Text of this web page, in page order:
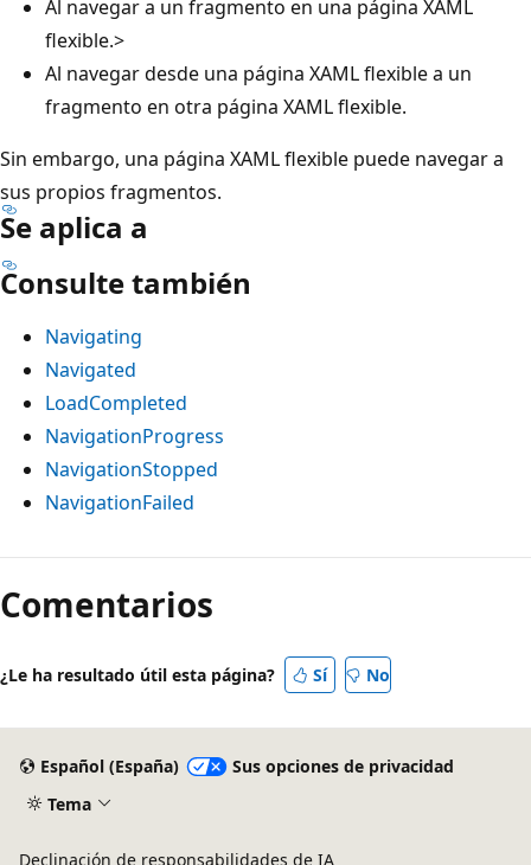
Al navegar a un fragmento en una página XAML
flexible.>
Al navegar desde una página XAML flexible a un
fragmento en otra página XAML flexible.
Sin embargo, una página XAML flexible puede navegar a
sus propios fragmentos.
Se aplica a
Consulte también
Navigating
Navigated
LoadCompleted
NavigationProgress
NavigationStopped
NavigationFailed
Comentarios
¿Le ha resultado útil esta página? Sí No
Español (España)
Sus opciones de privacidad
Tema
Declinación de responsabilidades de IA